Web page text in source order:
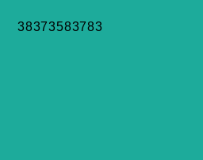
38373583783